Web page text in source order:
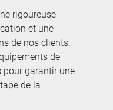
rigoureuse
et une
de nos clients.
de
pour garantir une
de la